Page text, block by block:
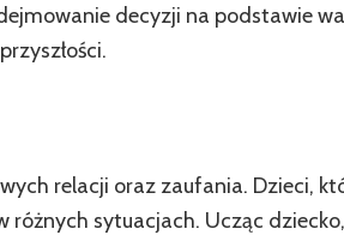
decyzji na podstawie
relacji oraz zaufania. Dzieci,
różnych sytuacjach. Ucząc